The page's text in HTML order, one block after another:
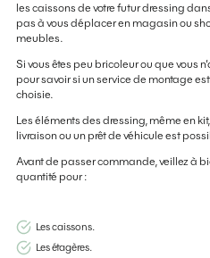
les caissons de votre futur dressing
pas à vous déplacer en magasin ou
meubles.
Si vous êtes peu bricoleur ou que vous
pour savoir si un service de montage
choisie.
Les éléments des dressing, même en
livraison ou un prêt de véhicule est
Avant de passer commande, veillez à
quantité pour :
Les caissons.
Les étagères.